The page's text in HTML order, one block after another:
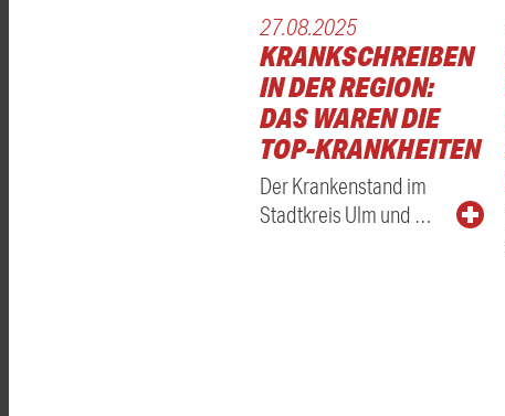
27.08.2025
KRANKSCHREIBEN
IN DER REGION:
DAS WAREN DIE
TOP-KRANKHEITEN
Der Krankenstand im
Stadtkreis Ulm und …